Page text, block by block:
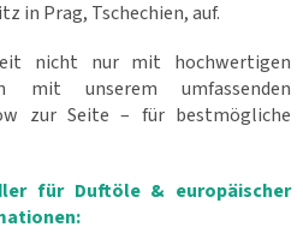
in Prag, Tschechien, auf.
nicht nur mit hochwertigen
mit unserem umfassenden
zur Seite – für bestmögliche
für Duftöle & europäischer